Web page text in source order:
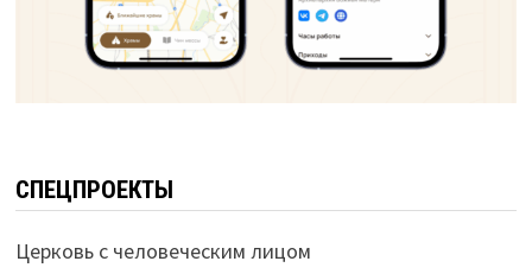
СПЕЦПРОЕКТЫ
Церковь с человеческим лицом